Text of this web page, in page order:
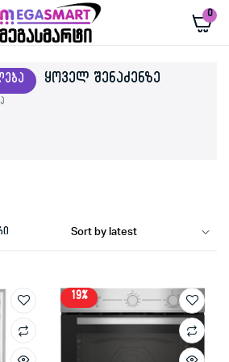
0
ᲧᲝᲕᲔᲚ ᲨᲔᲜᲐᲫᲔᲜᲖᲔ
19%